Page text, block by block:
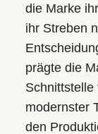
die Marke
ihr Streben
prägte die
Schnittstelle
modernster
den